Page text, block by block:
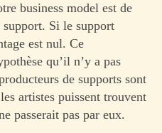
business model est de
support. Si le support
est nul. Ce
qu’il n’y a pas
de supports sont
artistes puissent trouvent
passerait pas par eux.